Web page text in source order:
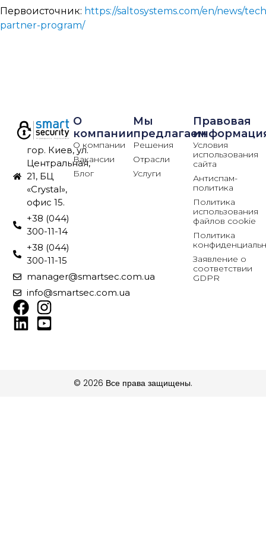
Первоисточник: https://saltosystems.com/en/news/
partner-program/
гор. Киев, ул.
Центральная,
21, БЦ
«Crystal»,
офис 15.
+38 (044)
300-11-14
+38 (044)
300-11-15
manager@smartsec.com.ua
info@smartsec.com.ua
О
компании
О компании
Вакансии
Блог
Мы
предлагаем
Решения
Отрасли
Услуги
Правовая
Условия
использования
сайта
Антиспам-
политика
Политика
использования
файлов cookie
Политика
Заявление о
соответствии
GDPR
© 2026 Все права защищены.